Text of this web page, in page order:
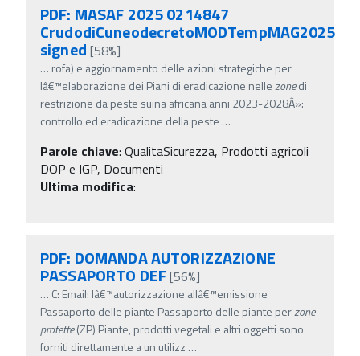
PDF: MASAF 2025 0214847
CrudodiCuneodecretoMODTempMAG2025
signed [58%]
… rofa) e aggiornamento delle azioni strategiche per
lâ€™elaborazione dei Piani di eradicazione nellezonedi
restrizione da peste suina africana anni 2023-2028Â»:
controllo ed eradicazione della peste …
Parole chiave: QualitaSicurezza, Prodotti agricoli
DOP e IGP, Documenti
Ultima modifica:
PDF: DOMANDA AUTORIZZAZIONE
PASSAPORTO DEF[56%]
… C: Email: lâ€™autorizzazione allâ€™emissione
Passaporto delle piante Passaporto delle piante perzone
protette(ZP) Piante, prodotti vegetali e altri oggetti sono
forniti direttamente a un utilizz …